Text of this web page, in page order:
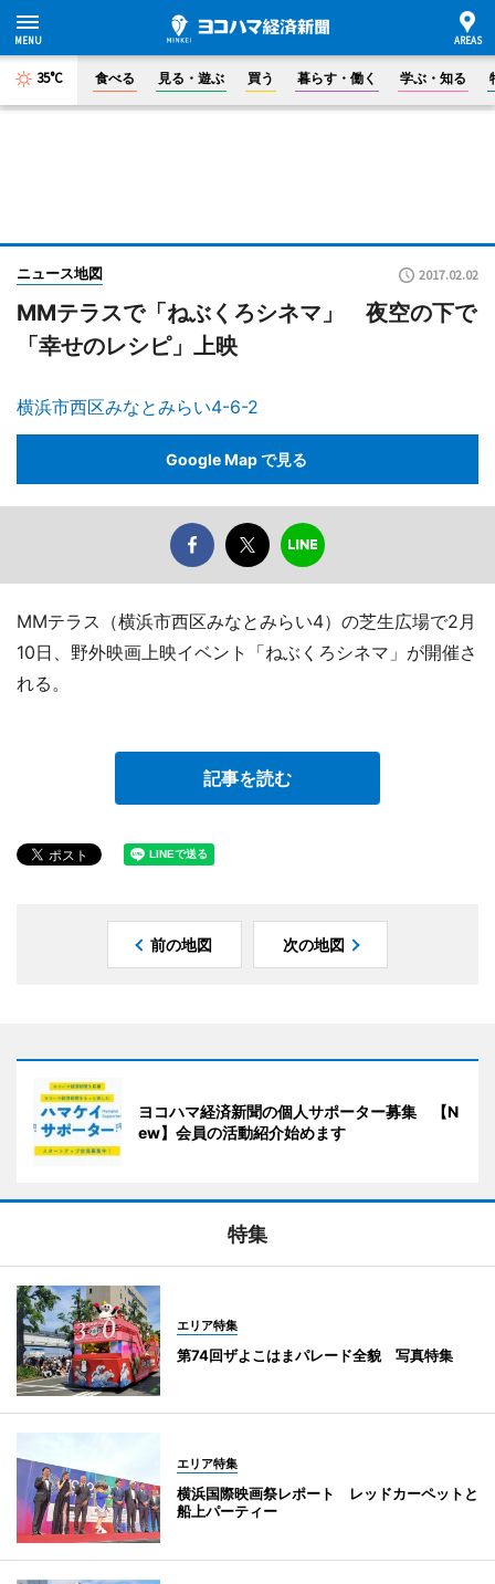
35°C 食べる 見る・遊ぶ 買う 暮らす・働く 学ぶ・知る
ニュース地図 2017.02.02
MMテラスで「ねぶくろシネマ」 夜空の下で
「幸せのレシピ」上映
横浜市西区みなとみらい4-6-2
Google Map で見る
MMテラス（横浜市西区みなとみらい4）の芝生広場で2月
10日、野外映画上映イベント「ねぶくろシネマ」が開催さ
れる。
記事を読む
前の地図 次の地図
ヨコハマ経済新聞の個人サポーター募集 【N
ew】会員の活動紹介始めます
特集
エリア特集
第74回ザよこはまパレード全貌 写真特集
エリア特集
横浜国際映画祭レポート レッドカーペットと
船上パーティー